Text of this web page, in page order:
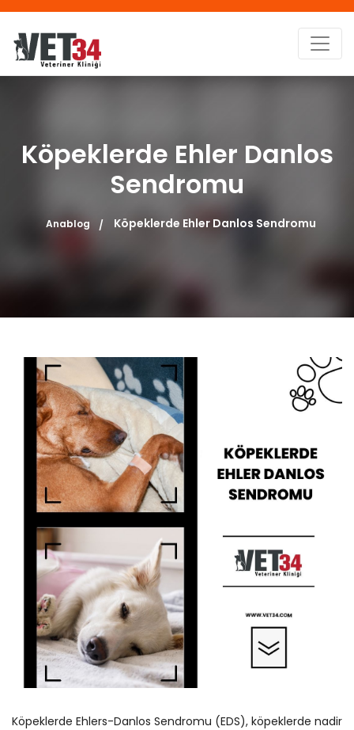
Köpeklerde Ehler Danlos
Sendromu
Anablog Köpeklerde Ehler Danlos Sendromu
Köpeklerde Ehlers-Danlos Sendromu (EDS), köpeklerde nadir